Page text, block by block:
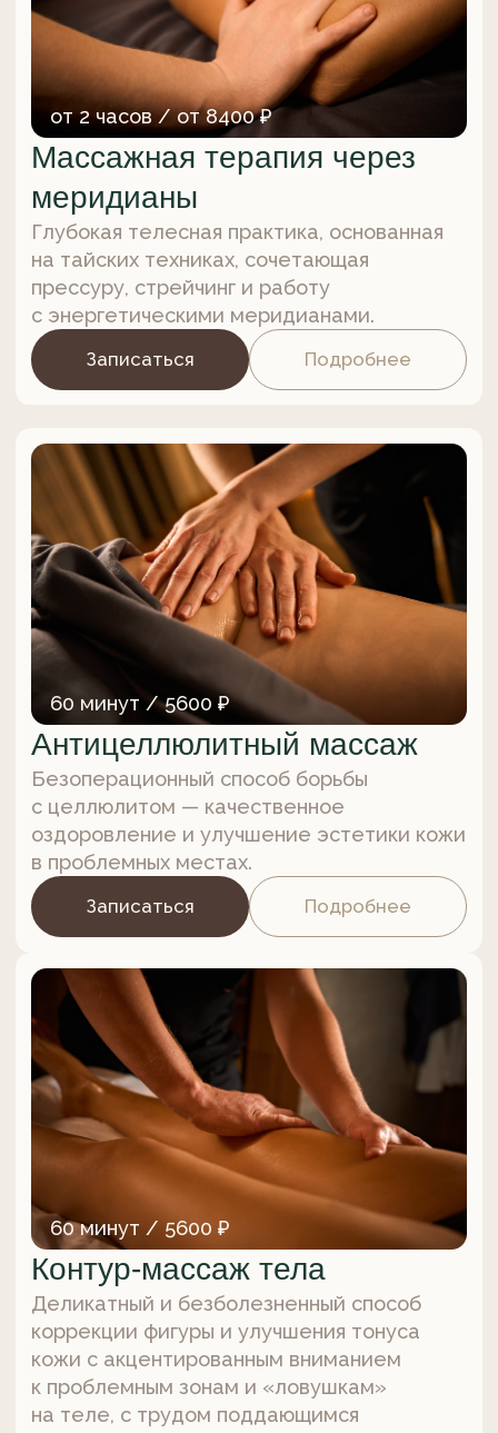
Китайский массаж стоп
Древняя методика, которая помогает
не только снять усталость и напряжение,
активизировать кровообращение
и укрепить здоровье.
Записаться Подробнее
60 минут / 5600 ₽
МиоРелакс Тела
Процедура, направленная на устранение
мышечного гипертонуса, восстановление
жизненных сил организма и повышение
иммунитета.
Подробнее
от 60 минут / от 5600 ₽
Массаж Юмейхо
Комплекс мягких методик, направленный
на устранение смещения тазовых костей,
в организме.
Записаться
от 60 минут / от 5600 ₽
Массаж Юмейхо для детей
Комплекс мягких методик направлен
на устранение смещений в области таза,
асимметрий позвоночника и общего
дисбаланса в организме ребёнка.
Записаться
45 минут / 4400 ₽